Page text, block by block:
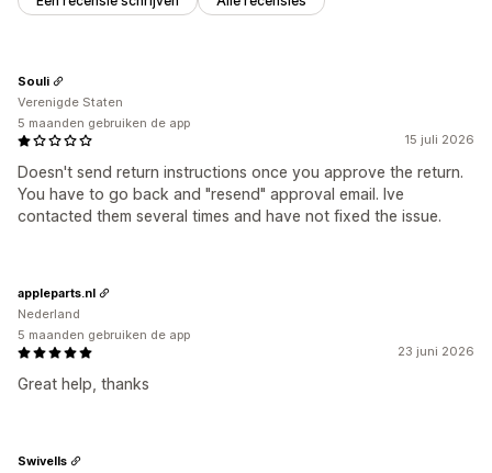
15 juli 2026
Doesn't send return instructions once you approve the return.
You have to go back and "resend" approval email. Ive
contacted them several times and have not fixed the issue.
Souli
Verenigde Staten
5 maanden gebruiken de app
23 juni 2026
Great help, thanks
appleparts.nl
Nederland
5 maanden gebruiken de app
Swivells